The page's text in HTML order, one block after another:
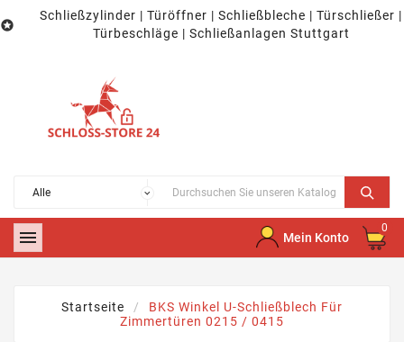

Schließzylinder | Türöffner | Schließbleche | Türschließer |
Türbeschläge | Schließanlagen Stuttgart
 Mein Konto
0
Startseite
BKS Winkel U-Schließblech Für
Zimmertüren 0215 / 0415